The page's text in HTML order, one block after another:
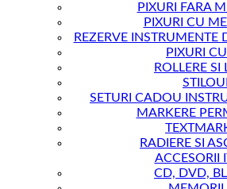
PIXURI FARA
PIXURI CU
REZERVE INSTRUMENTE
PIXURI
ROLLERE SI
SETURI CADOU
MARKERE
RADIERE SI
ACCESORII
CD, DVD,